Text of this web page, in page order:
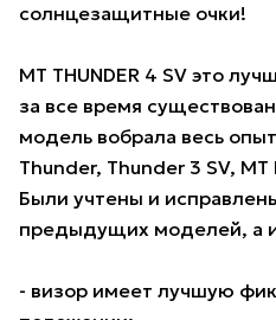
солнцезащитные очки!
MT THUNDER 4 SV это
за все время
модель вобрала весь
Thunder, Thunder 3 SV, MT
Были учтены и
предыдущих моделей, а
- визор имеет лучшую